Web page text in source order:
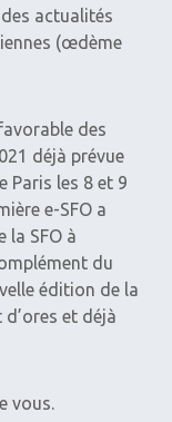
­actualités
(œdème
des
déjà prévue
Paris les 8 et 9
e-SFO a
la SFO à
du
édition de la
d’ores et déjà
vous.